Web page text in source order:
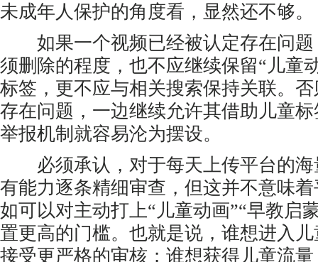
未成年人保护的角度看，显然还不够。
如果一个视频已经被认定存在问题
须删除的程度，也不应继续保留“儿童
标签，更不应与相关搜索保持关联。
存在问题，一边继续允许其借助儿童
举报机制就容易沦为摆设。
必须承认，对于每天上传平台的海
有能力逐条精细审查，但这并不意味
如可以对主动打上“儿童动画”“早教启
置更高的门槛。也就是说，谁想进入
接受更严格的审核；谁想获得儿童流